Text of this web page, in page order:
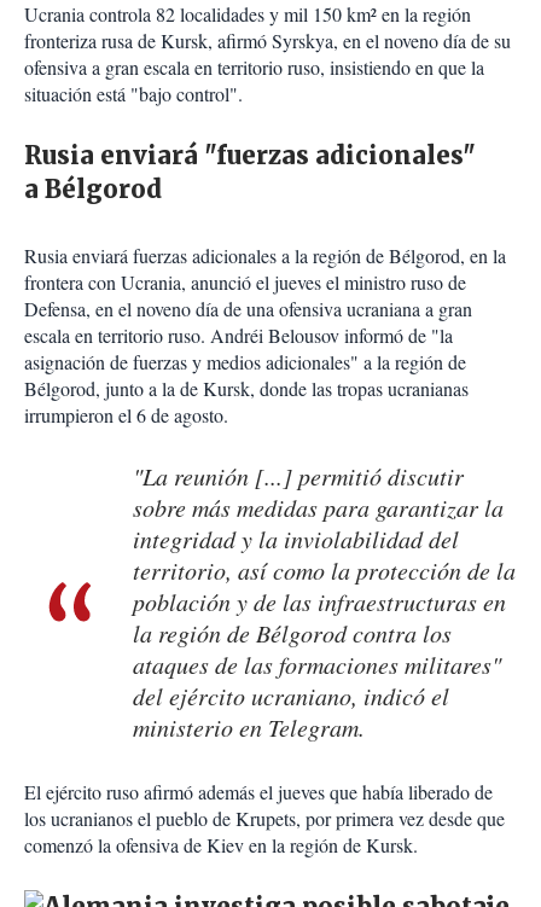
Ucrania controla 82 localidades y mil 150 km² en la región
fronteriza rusa de Kursk, afirmó Syrskya, en el noveno día de su
ofensiva a gran escala en territorio ruso, insistiendo en que la
situación está "bajo control".
Rusia enviará "fuerzas adicionales"
a Bélgorod
Rusia enviará fuerzas adicionales a la región de Bélgorod, en la
frontera con Ucrania, anunció el jueves el ministro ruso de
Defensa, en el noveno día de una ofensiva ucraniana a gran
escala en territorio ruso. Andréi Belousov informó de "la
asignación de fuerzas y medios adicionales" a la región de
Bélgorod, junto a la de Kursk, donde las tropas ucranianas
irrumpieron el 6 de agosto.
"La reunión [...] permitió discutir
sobre más medidas para garantizar la
integridad y la inviolabilidad del
territorio, así como la protección de la
población y de las infraestructuras en
la región de Bélgorod contra los
ataques de las formaciones militares"
del ejército ucraniano, indicó el
ministerio en Telegram.
El ejército ruso afirmó además el jueves que había liberado de
los ucranianos el pueblo de Krupets, por primera vez desde que
comenzó la ofensiva de Kiev en la región de Kursk.